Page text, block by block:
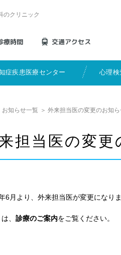
のクリニック
症疾患医療センター 心理検
療時間 交通アクセス
お知らせ一覧 ＞ 外来担当医の変更のお知
担当医の変更
6月より、外来担当医が変更になり
、 診療のご案内をご覧ください。